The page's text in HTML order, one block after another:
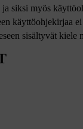
siksi myös
käyttöohjekirjaa
sisältyvät